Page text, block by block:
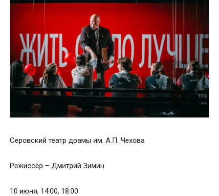
Серовский театр драмы им. А.П. Чехова
Режиссёр – Дмитрий Зимин
10 июня, 14:00, 18:00